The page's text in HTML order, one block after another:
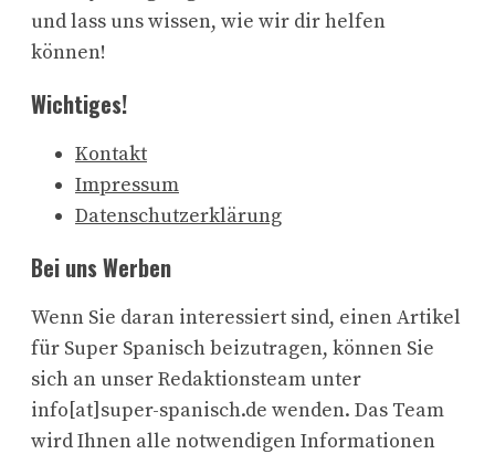
und lass uns wissen, wie wir dir helfen
können!
Wichtiges!
Kontakt
Impressum
Datenschutzerklärung
Bei uns Werben
Wenn Sie daran interessiert sind, einen Artikel
für Super Spanisch beizutragen, können Sie
sich an unser Redaktionsteam unter
info[at]super-spanisch.de wenden. Das Team
wird Ihnen alle notwendigen Informationen